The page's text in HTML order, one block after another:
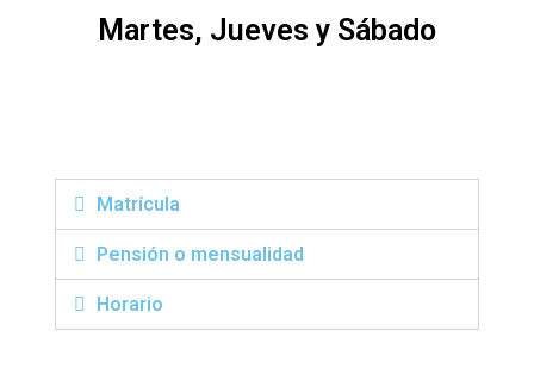
Martes, Jueves y Sábado
Matrícula
Pensión o mensualidad
Horario